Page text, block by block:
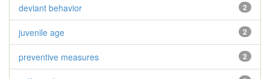
2
deviant behavior
2
juvenile age
2
preventive measures